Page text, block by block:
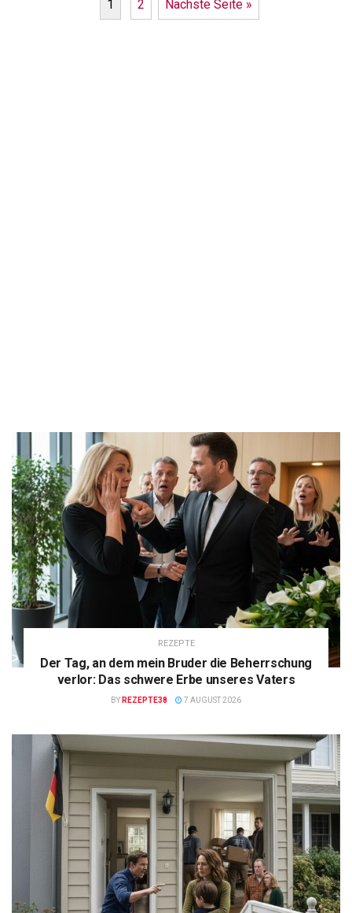
1 2 Nächste Seite »
REZEPTE
Der Tag, an dem mein Bruder die Beherrschung
verlor: Das schwere Erbe unseres Vaters
BY REZEPTE38 7 AUGUST 2026